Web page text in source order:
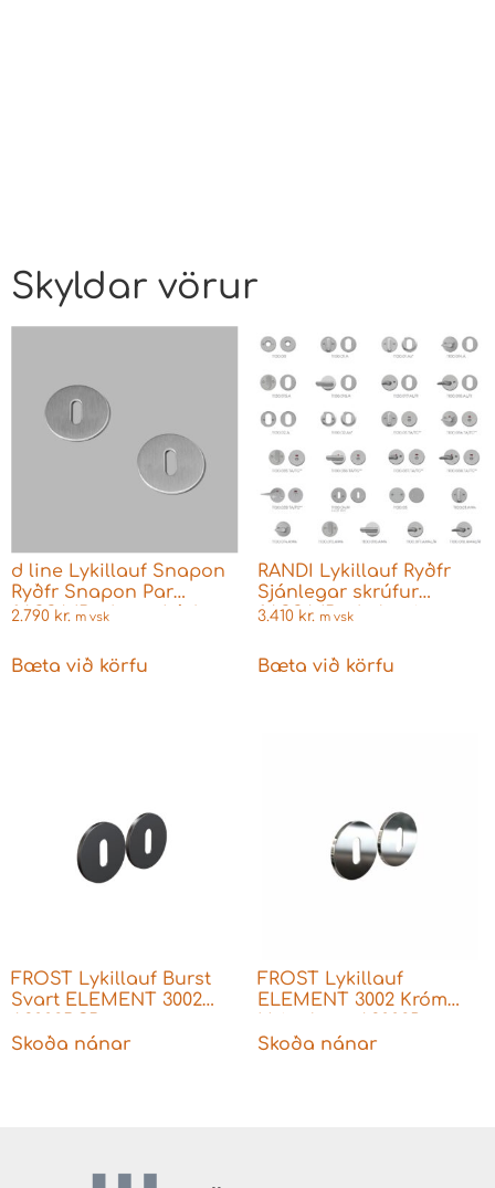
Skyldar vörur
d line Lykillauf Snapon
Ryðfr Snapon Par
f.ASSA/Boda og Þýskar
2.790 kr. m vsk
Bæta við körfu
RANDI Lykillauf Ryðfr
Sjánlegar skrúfur
f.ASSA/Boda læsingar
3.410 kr. m vsk
Bæta við körfu
FROST Lykillauf Burst
Svart ELEMENT 3002
Skoða nánar
FROST Lykillauf
ELEMENT 3002 Króm
Skoða nánar